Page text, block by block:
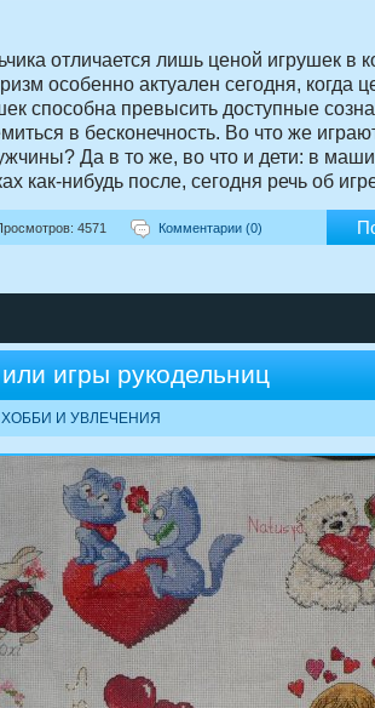
отличается лишь ценой игрушек в
особенно актуален сегодня, когда
способна превысить доступные
в бесконечность. Во что же
Да в то же, во что и дети: в
как-нибудь после, сегодня речь об
4571 Комментарии (0)
игры рукодельниц
ХОББИ И УВЛЕЧЕНИЯ